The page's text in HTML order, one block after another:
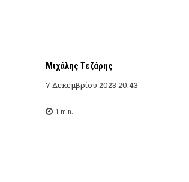
Μιχάλης Τεζάρης
7 Δεκεμβρίου 2023 20:43
1 min.